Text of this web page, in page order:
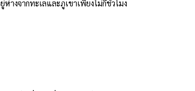
งจากทะเลและภูเขาเพียงไม่กี่ชั่วโมง